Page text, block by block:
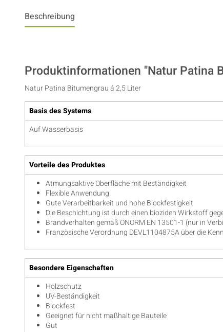
Beschreibung
Produktinformationen "Natur Patina
Natur Patina Bitumengrau á 2,5 Liter
Basis des Systems
Auf Wasserbasis
Vorteile des Produktes
Atmungsaktive Oberfläche mit Beständigkeit
Flexible Anwendung
Gute Verarbeitbarkeit und hohe Blockfestigkeit
Die Beschichtung ist durch einen bioziden Wirkstoff
Brandverhalten gemäß ÖNORM EN 13501-1 (nur in
Französische Verordnung DEVL1104875A über die
Besondere Eigenschaften
Holzschutz
UV-Beständigkeit
Blockfest
Geeignet für nicht maßhaltige Bauteile
Gut